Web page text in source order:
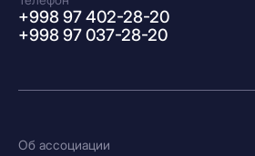
+998 97 402-28-20
+998 97 037-28-20
Об ассоциации